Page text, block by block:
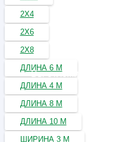
Вы отложили
2Х4
2Х6
2Х8
ДЛИНА 6 М
ДЛИНА 4 М
ДЛИНА 8 М
ДЛИНА 10 М
ШИРИНА 3 М